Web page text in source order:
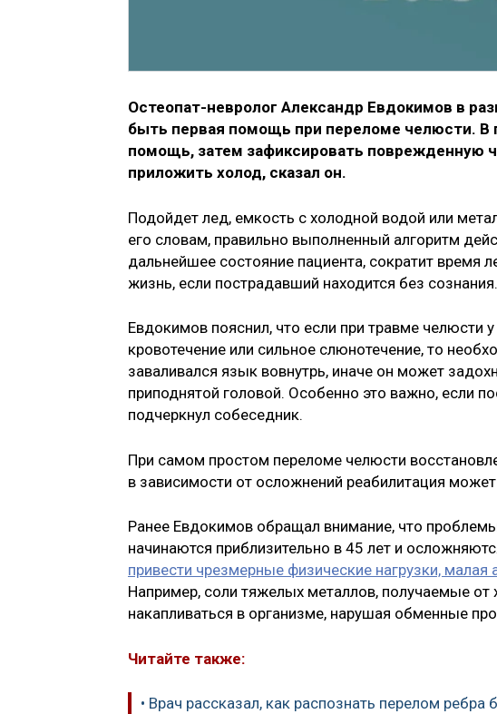
Остеопат-невролог Александр Евдокимов в
быть первая помощь при переломе челюсти.
помощь, затем зафиксировать поврежденную
приложить холод, сказал он.
Подойдет лед, емкость с холодной водой или
его словам, правильно выполненный алгоритм
дальнейшее состояние пациента, сократит время
жизнь, если пострадавший находится без сознания.
Евдокимов пояснил, что если при травме челюсти
кровотечение или сильное слюнотечение, то
заваливался язык вовнутрь, иначе он может
приподнятой головой. Особенно это важно, если
подчеркнул собеседник.
При самом простом переломе челюсти
в зависимости от осложнений реабилитация
Ранее Евдокимов обращал внимание, что
начинаются приблизительно в 45 лет и
привести чрезмерные физические нагрузки, малая
Например, соли тяжелых металлов, получаемые
накапливаться в организме, нарушая обменные
Читайте также:
• Врач рассказал, как распознать перелом ребра